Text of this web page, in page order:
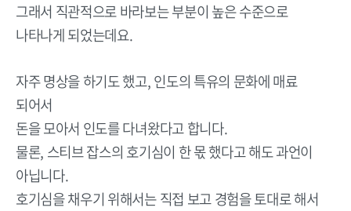
그래서 직관적으로 바라보는 부분이 높은 수준으로
나타나게 되었는데요.
자주 명상을 하기도 했고, 인도의 특유의 문화에 매료
되어서
돈을 모아서 인도를 다녀왔다고 합니다.
물론, 스티브 잡스의 호기심이 한 몫 했다고 해도 과언이
아닙니다.
호기심을 채우기 위해서는 직접 보고 경험을 토대로 해서